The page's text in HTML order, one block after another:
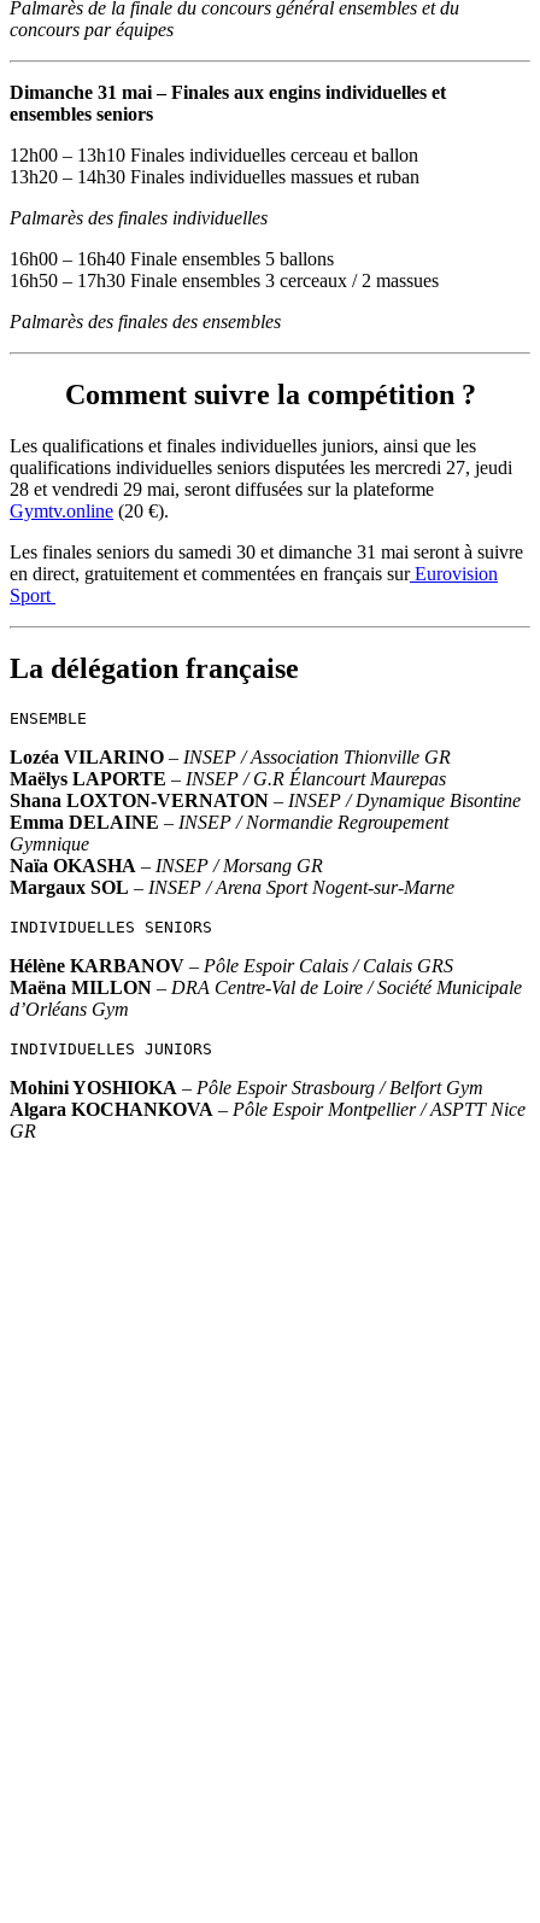
Palmarès de la finale du concours général ensembles et du
concours par équipes
Dimanche 31 mai – Finales aux engins individuelles et
ensembles seniors
12h00 – 13h10 Finales individuelles cerceau et ballon
13h20 – 14h30 Finales individuelles massues et ruban
Palmarès des finales individuelles
16h00 – 16h40 Finale ensembles 5 ballons
16h50 – 17h30 Finale ensembles 3 cerceaux / 2 massues
Palmarès des finales des ensembles
Comment suivre la compétition ?
Les qualifications et finales individuelles juniors, ainsi que les
qualifications individuelles seniors disputées les mercredi 27, jeudi
28 et vendredi 29 mai, seront diffusées sur la plateforme
Gymtv.online (20 €).
Les finales seniors du samedi 30 et dimanche 31 mai seront à suivre
en direct, gratuitement et commentées en français surEurovision
Sport
La délégation française
ENSEMBLE
Lozéa VILARINO – INSEP / Association Thionville GR
Maëlys LAPORTE – INSEP / G.R Élancourt Maurepas
Shana LOXTON-VERNATON – INSEP / Dynamique Bisontine
Emma DELAINE – INSEP / Normandie Regroupement
Gymnique
Naïa OKASHA – INSEP / Morsang GR
Margaux SOL – INSEP / Arena Sport Nogent-sur-Marne
INDIVIDUELLES SENIORS
Hélène KARBANOV – Pôle Espoir Calais / Calais GRS
Maëna MILLON – DRA Centre-Val de Loire / Société Municipale
d’Orléans Gym
INDIVIDUELLES JUNIORS
Mohini YOSHIOKA – Pôle Espoir Strasbourg / Belfort Gym
Algara KOCHANKOVA – Pôle Espoir Montpellier / ASPTT Nice
GR